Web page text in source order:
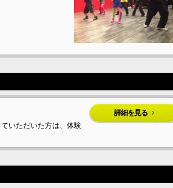
いただいた方は、体験
詳細を見る